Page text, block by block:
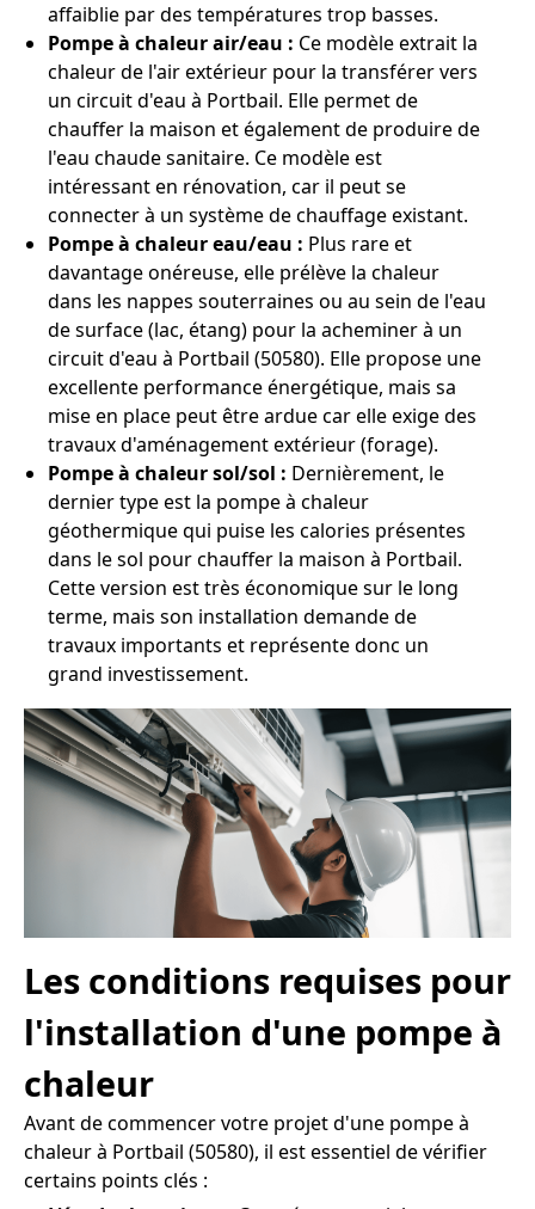
affaiblie par des températures trop basses.
Pompe à chaleur air/eau : Ce modèle extrait la
chaleur de l'air extérieur pour la transférer vers
un circuit d'eau à Portbail. Elle permet de
chauffer la maison et également de produire de
l'eau chaude sanitaire. Ce modèle est
intéressant en rénovation, car il peut se
connecter à un système de chauffage existant.
Pompe à chaleur eau/eau : Plus rare et
davantage onéreuse, elle prélève la chaleur
dans les nappes souterraines ou au sein de l'eau
de surface (lac, étang) pour la acheminer à un
circuit d'eau à Portbail (50580). Elle propose une
excellente performance énergétique, mais sa
mise en place peut être ardue car elle exige des
travaux d'aménagement extérieur (forage).
Pompe à chaleur sol/sol : Dernièrement, le
dernier type est la pompe à chaleur
géothermique qui puise les calories présentes
dans le sol pour chauffer la maison à Portbail.
Cette version est très économique sur le long
terme, mais son installation demande de
travaux importants et représente donc un
grand investissement.
Les conditions requises pour
l'installation d'une pompe à
chaleur
Avant de commencer votre projet d'une pompe à
chaleur à Portbail (50580), il est essentiel de vérifier
certains points clés :